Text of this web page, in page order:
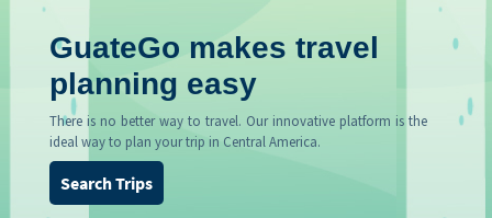
GuateGo makes travel
planning easy
There is no better way to travel. Our innovative platform is the
ideal way to plan your trip in Central America.
Search Trips